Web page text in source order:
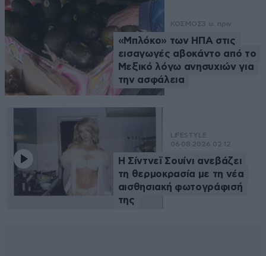
ΚΟΣΜΟΣ3 ω. πριν
«Μπλόκο» των ΗΠΑ στις
εισαγωγές αβοκάντο από το
Μεξικό λόγω ανησυχιών για
την ασφάλεια
LIFESTYLE
06·08·2026 02:12
Η Σίντνεϊ Σουίνι ανεβάζει
τη θερμοκρασία με τη νέα
αισθησιακή φωτογράφισή
της